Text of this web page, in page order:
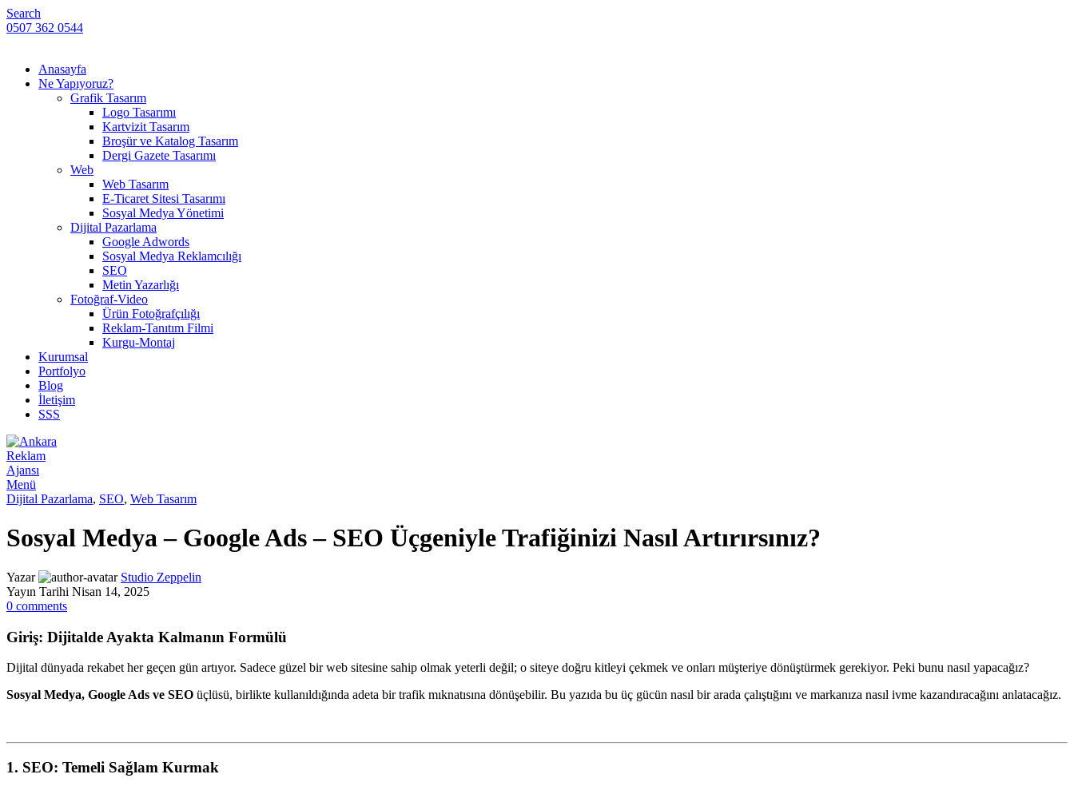
Search
0507 362 0544
Anasayfa
Ne Yapıyoruz?
Grafik Tasarım
Logo Tasarımı
Kartvizit Tasarım
Broşür ve Katalog Tasarım
Dergi Gazete Tasarımı
Web
Web Tasarım
E-Ticaret Sitesi Tasarımı
Sosyal Medya Yönetimi
Dijital Pazarlama
Google Adwords
Sosyal Medya Reklamcılığı
SEO
Metin Yazarlığı
Fotoğraf-Video
Ürün Fotoğrafçılığı
Reklam-Tanıtım Filmi
Kurgu-Montaj
Kurumsal
Portfolyo
Blog
İletişim
SSS
Menü
Dijital Pazarlama, SEO, Web Tasarım
Sosyal Medya – Google Ads – SEO Üçgeniyle Trafiğinizi Nasıl Artırırsınız?
Yazar
Studio Zeppelin
Yayın Tarihi Nisan 14, 2025
0 comments
Giriş: Dijitalde Ayakta Kalmanın Formülü
Dijital dünyada rekabet her geçen gün artıyor. Sadece güzel bir web sitesine sahip olmak yeterli değil; o siteye doğru kitleyi çekmek ve onları müşteriye dönüştürmek gerekiyor. Peki bunu nasıl yapacağız?
Sosyal Medya, Google Ads ve SEO üçlüsü, birlikte kullanıldığında adeta bir trafik mıknatısına dönüşebilir. Bu yazıda bu üç gücün nasıl bir arada çalıştığını ve markanıza nasıl ivme kazandıracağını anlatacağız.
1. SEO: Temeli Sağlam Kurmak